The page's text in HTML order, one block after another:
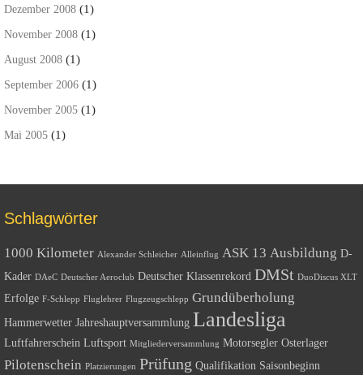
Dezember 2008 (1)
November 2008 (1)
August 2008 (1)
September 2006 (1)
November 2005 (1)
Mai 2005 (1)
Schlagwörter
1000 Kilometer Alexander Schleicher Alleinflug ASK 13 Ausbildung D-
Kader DAeC Deutscher Aeroclub Deutscher Klassenrekord DMSt DuoDiscus XLT
Erfolge F-Schlepp Fluglehrer Flugzeugschlepp Grundüberholung
Hammerwetter Jahreshauptversammlung Landesliga
Luftfahrerschein Luftsport Mitgliederversammlung Motorsegler Osterlager
Pilotenschein Platzierungen Prüfung Qualifikation Saisonbeginn